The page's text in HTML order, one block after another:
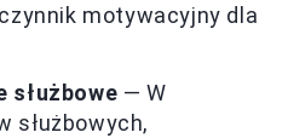
motywacyjny dla
służbowe — W
służbowych,